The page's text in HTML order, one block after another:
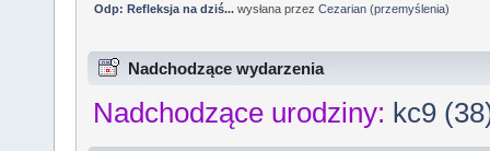
Odp: Refleksja na dziś...wysłana przez Cezarian(przemyślenia)
Nadchodzące wydarzenia
Nadchodzące urodziny: kc9